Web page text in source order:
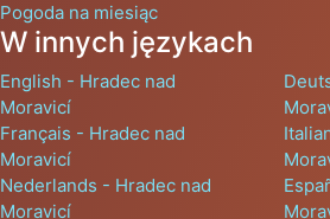
Pogoda na miesiąc
W innych językach
English - Hradec nad
Moravicí
Français - Hradec nad
Moravicí
Nederlands - Hradec nad
Moravicí